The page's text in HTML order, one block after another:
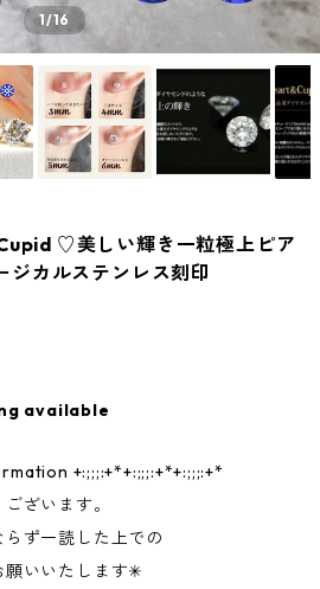
1/16
♡美しい輝き一粒極上ピア
カルステンレス刻印
available
+:;;;:+*+:;;;:+*+:;;;:+*
ざいます。
ず一読した上での
たします✳︎